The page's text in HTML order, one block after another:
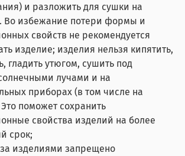
и разложить для сушки на
Во избежание потери формы и
свойств не рекомендуется
изделие; изделия нельзя кипятить,
гладить утюгом, сушить под
лучами и на
приборах (в том числе на
поможет сохранить
свойства изделий на более
срок;
изделиями запрещено